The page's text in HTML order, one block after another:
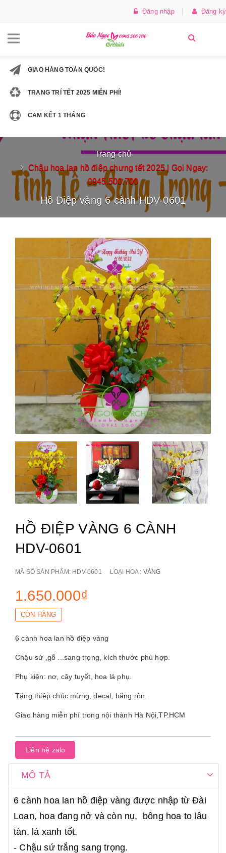
Đăng nhập Đăng ký
GIAO HÀNG TOÀN QUỐC!
TRANG TRÍ TẾT 2025 MIỄN PHÍ!
CAM KẾT 1 THÁNG
Trang chủ
Chậu hoa lan hồ điệp chưng tết 2025 | Gọi Ngay:
0945.500.700
Hồ Điệp vàng 6 cành HDV-0601
HỒ ĐIỆP VÀNG 6 CÀNH
HDV-0601
MÃ SỐ SẢN PHẨM: HDV-0601 LOẠI HOA : VÀNG
1.650.000₫
CÒN HÀNG
6 cành hoa lan hồ điệp vàng
Chậu sứ ,gỗ ...sang trọng, kích thước phù hợp.
Phụ kiện: nơ, cây tuyết, hoa lá phụ.
Tặng thiệp chúc mừng, decal, băng rôn.
Giao hàng miễn phí trong nội thành Hà Nội,TP.HCM
Liên hệ zalo
MÔ TẢ
6 cành hoa lan hồ điệp vàng được nhập từ Đài
Loan, hoa đang nở và còn nụ, bông hoa to lâu
tàn, lá xanh tốt.
- Chậu sứ trắng sang trọng.